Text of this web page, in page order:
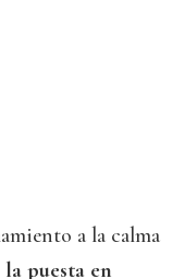
a la calma
puesta en